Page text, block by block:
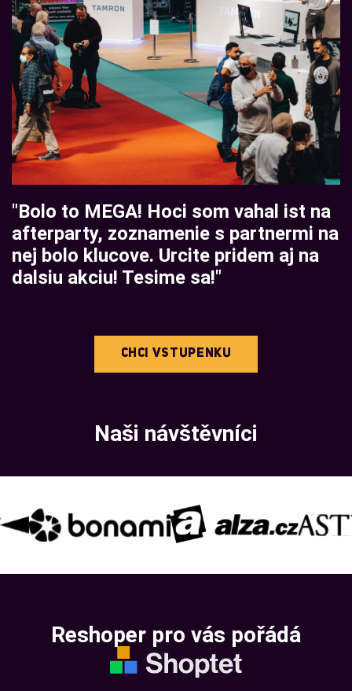
"Bolo to MEGA! Hoci som vahal ist na
afterparty, zoznamenie s partnermi na
nej bolo klucove. Urcite pridem aj na
dalsiu akciu! Tesime sa!"
CHCI VSTUPENKU
Naši návštěvníci
Reshoper pro vás pořádá